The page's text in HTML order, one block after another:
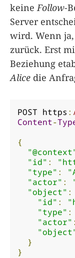
keine Follow-
Server
wird. Wenn
zurück. Erst
Beziehung
Alice die
POST https :
Content-
{
"id" :
"type" :
"actor" :
"object" :
"id" :
"type" :
"actor" :
}
}